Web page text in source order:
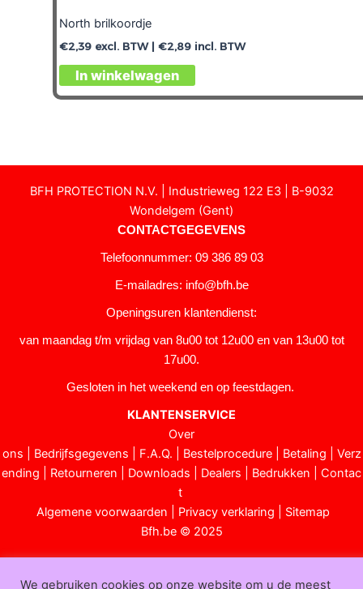
North brilkoordje
€2,39 excl. BTW | €2,89 incl. BTW
In winkelwagen
BFH PROTECTION N.V. | Industrieweg 122 E3 | B-9032
Wondelgem (Gent)
CONTACTGEGEVENS
Telefoonnummer: 09 386 89 03
E-mailadres: info@bfh.be
Openingsuren klantendienst:
van maandag t/m vrijdag van 8u00 tot 12u00 en van 13u00 tot
17u00.
Gesloten in het weekend en op feestdagen.
KLANTENSERVICE
Over
ons
Bedrijfsgegevens F.A.Q. Bestelprocedure| Betaling
Verz
ending
Retourneren Downloads Dealers Bedrukken
Contac
t
Algemene voorwaarden
Privacy verklaring
Sitemap
Bfh.be © 2025
We gebruiken cookies op onze website om u de meest